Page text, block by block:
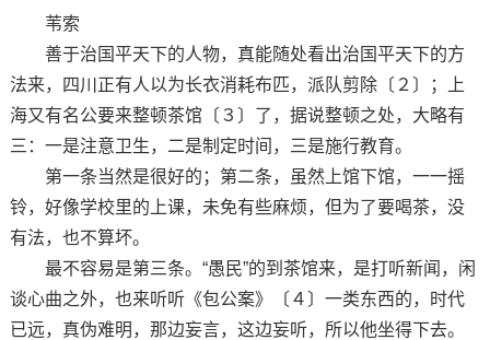
苇索
善于治国平天下的人物，真能随处看出治国平天下的方
法来，四川正有人以为长衣消耗布匹，派队剪除〔２〕；上
海又有名公要来整顿茶馆〔３〕了，据说整顿之处，大略有
三：一是注意卫生，二是制定时间，三是施行教育。
第一条当然是很好的；第二条，虽然上馆下馆，一一摇
铃，好像学校里的上课，未免有些麻烦，但为了要喝茶，没
有法，也不算坏。
最不容易是第三条。“愚民”的到茶馆来，是打听新闻，闲
谈心曲之外，也来听听《包公案》〔４〕一类东西的，时代
已远，真伪难明，那边妄言，这边妄听，所以他坐得下去。